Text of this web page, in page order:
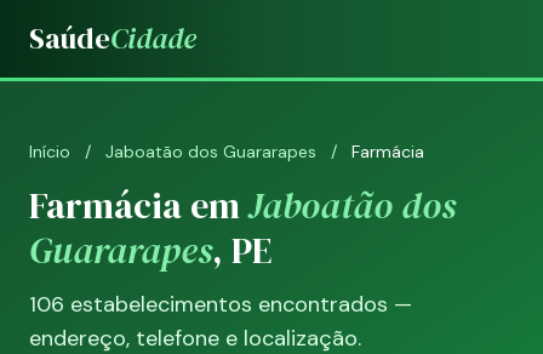
SaúdeCidade
Início / Jaboatão dos Guararapes / Farmácia
Farmácia emJaboatão dos
Guararapes, PE
106 estabelecimentos encontrados —
endereço, telefone e localização.